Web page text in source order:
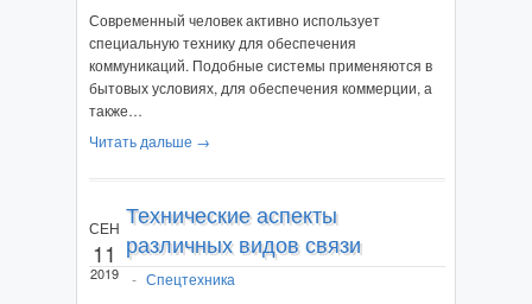
Современный человек активно использует
специальную технику для обеспечения
коммуникаций. Подобные системы применяются в
бытовых условиях, для обеспечения коммерции, а
также…
Читать дальше →
СЕН
11
2019
Технические аспекты
различных видов связи
- Спецтехника